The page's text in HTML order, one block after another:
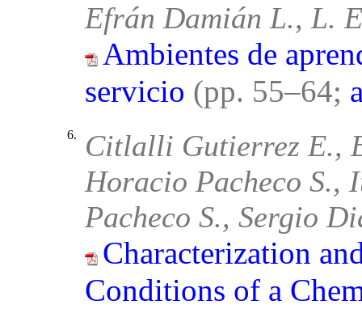
Efrán Damián L., L.
Ambientes de
servicio (pp. 55–64;
6.
Citlalli Gutierrez E.,
Horacio Pacheco S.,
Pacheco S., Sergio
Characterization
Conditions of a